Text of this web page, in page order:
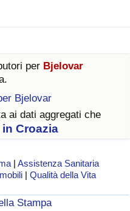
per Bjelovar
Bjelovar
ai dati aggregati che
Croazia
|Assistenza Sanitaria
|Qualità della Vita
Stampa
Nazione
Nazione
Paese
(Corrente)